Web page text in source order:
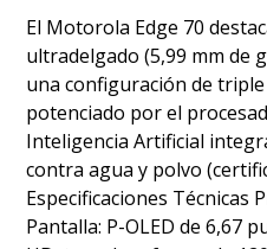
El Motorola Edge 70
ultradelgado (5,99 mm de
una configuración de triple
potenciado por el
Inteligencia Artificial
contra agua y polvo
Especificaciones Técnicas
Pantalla: P-OLED de 6,67